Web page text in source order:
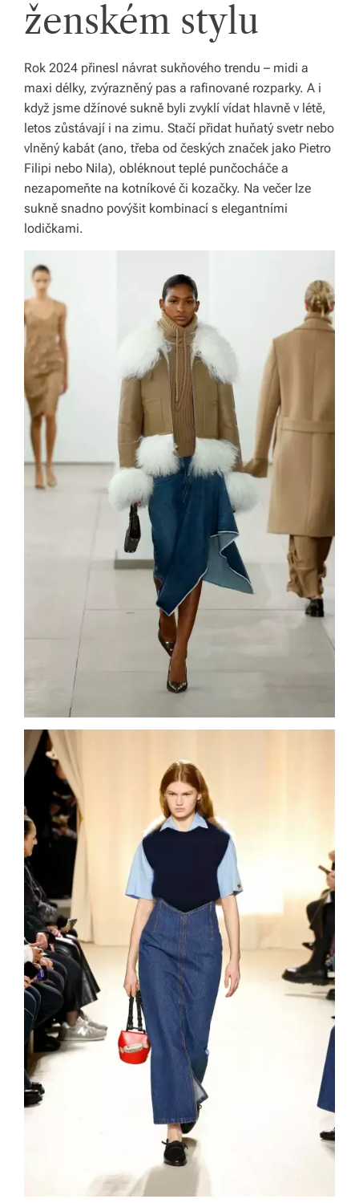
ženském stylu
Rok 2024 přinesl návrat sukňového trendu – midi a
maxi délky, zvýrazněný pas a rafinované rozparky. A i
když jsme džínové sukně byli zvyklí vídat hlavně v létě,
letos zůstávají i na zimu. Stačí přidat huňatý svetr nebo
vlněný kabát (ano, třeba od českých značek jako Pietro
Filipi nebo Nila), obléknout teplé punčocháče a
nezapomeňte na kotníkové či kozačky. Na večer lze
sukně snadno povýšit kombinací s elegantními
lodičkami.